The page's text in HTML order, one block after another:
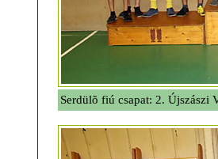
Serdülõ fiú csapat: 2. Újszászi